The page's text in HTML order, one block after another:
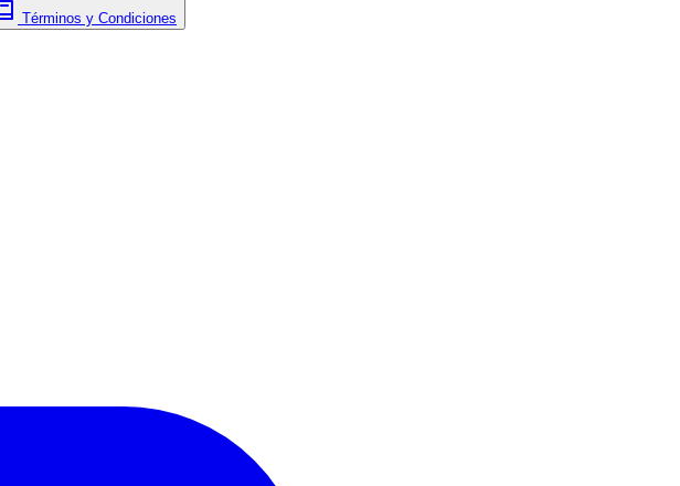
Términos y Condiciones